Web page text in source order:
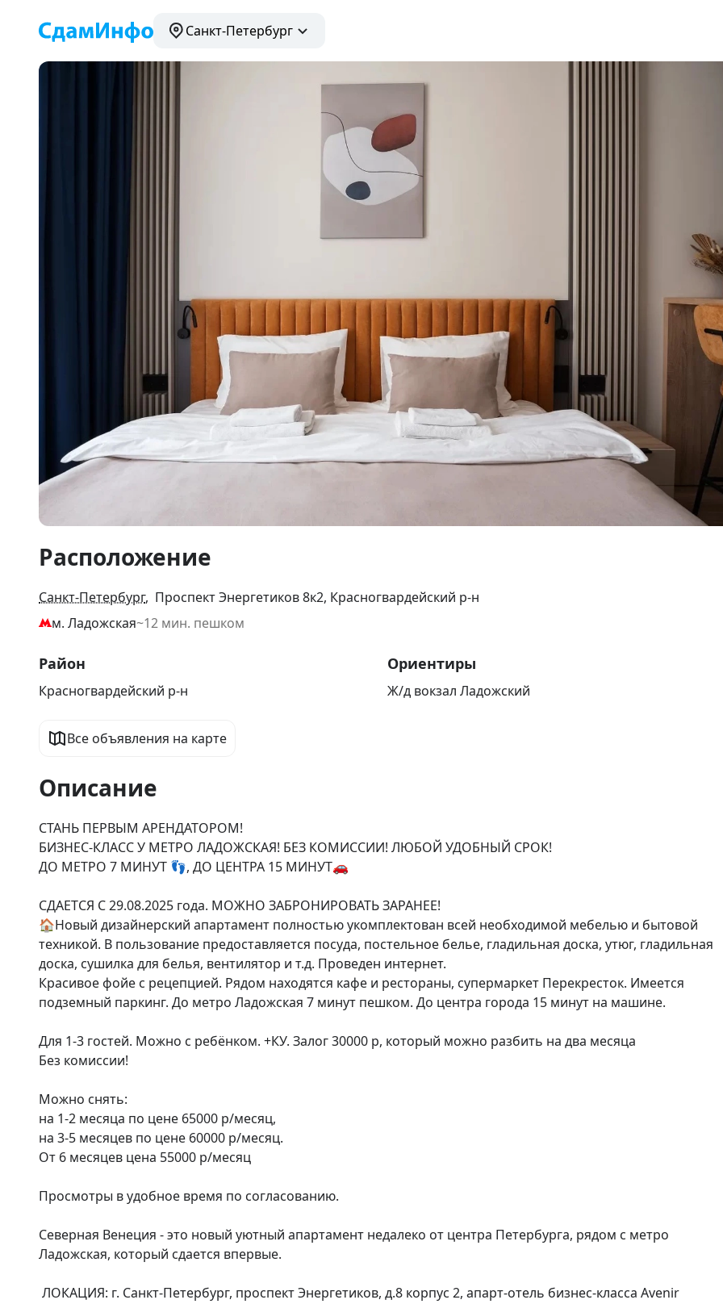
Санкт-Петербург
1
10
Расположение
Санкт-Петербург, Проспект Энергетиков 8к2, Красногвардейский р-н
м. Ладожская~12 мин. пешком
Район
Красногвардейский р-н
Ориентиры
Ж/д вокзал Ладожский
Все объявления на карте
Описание
СТАНЬ ПЕРВЫМ АРЕНДАТОРОМ!
БИЗНЕС-КЛАСС У МЕТРО ЛАДОЖСКАЯ! БЕЗ КОМИССИИ! ЛЮБОЙ УДОБНЫЙ СРОК!
ДО МЕТРО 7 МИНУТ 👣, ДО ЦЕНТРА 15 МИНУТ🚗
СДАЕТСЯ С 29.08.2025 года. МОЖНО ЗАБРОНИРОВАТЬ ЗАРАНЕЕ!
🏠Новый дизайнерский апартамент полностью укомплектован всей необходимой мебелью и бытовой
техникой. В пользование предоставляется посуда, постельное белье, гладильная доска, утюг, гладильная
доска, сушилка для белья, вентилятор и т.д. Проведен интернет.
Красивое фойе с рецепцией. Рядом находятся кафе и рестораны, супермаркет Перекресток. Имеется
подземный паркинг. До метро Ладожская 7 минут пешком. До центра города 15 минут на машине.
Для 1-3 гостей. Можно с ребёнком. +КУ. Залог 30000 р, который можно разбить на два месяца
Без комиссии!
Можно снять:
на 1-2 месяца по цене 65000 р/месяц,
на 3-5 месяцев по цене 60000 р/месяц.
От 6 месяцев цена 55000 р/месяц
Просмотры в удобное время по согласованию.
Северная Венеция - это новый уютный апартамент недалеко от центра Петербурга, рядом с метро
Ладожская, который сдается впервые.